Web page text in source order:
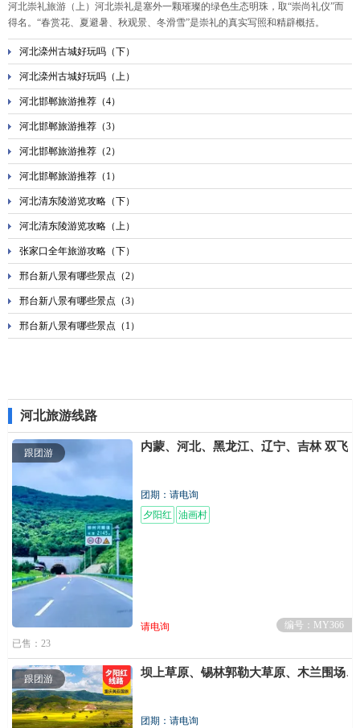
河北崇礼旅游（上）河北崇礼是塞外一颗璀璨的绿色生态明珠，取“崇尚礼仪”而
得名。“春赏花、夏避暑、秋观景、冬滑雪”是崇礼的真实写照和精辟概括。
河北滦州古城好玩吗（下）
河北滦州古城好玩吗（上）
河北邯郸旅游推荐（4）
河北邯郸旅游推荐（3）
河北邯郸旅游推荐（2）
河北邯郸旅游推荐（1）
河北清东陵游览攻略（下）
河北清东陵游览攻略（上）
张家口全年旅游攻略（下）
邢台新八景有哪些景点（2）
邢台新八景有哪些景点（3）
邢台新八景有哪些景点（1）
河北旅游线路
跟团游 内蒙、河北、黑龙江、辽宁、吉林 双飞
团期：请电询
夕阳红
油画村
请电询
编号：MY366
已售：23
跟团游 坝上草原、锡林郭勒大草原、木兰围场
团期：请电询